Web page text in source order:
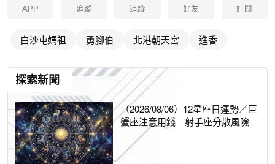
APP 追蹤 追蹤 好友 訂閱
白沙屯媽祖 勇腳伯 北港朝天宮 進香
探索新聞
（2026/08/06）12星座日運勢／巨
蟹座注意用錢 射手座分散風險